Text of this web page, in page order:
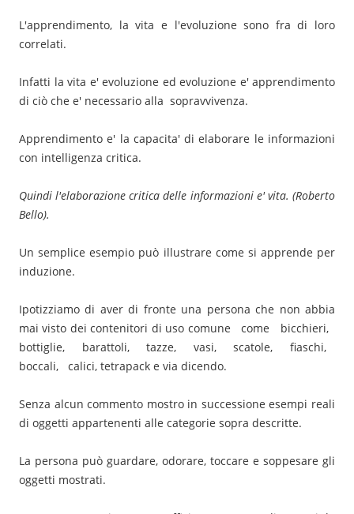
L'apprendimento, la vita e l'evoluzione sono fra di loro
correlati.
Infatti la vita e' evoluzione ed evoluzione e' apprendimento
di ciò che e' necessario alla sopravvivenza.
Apprendimento e' la capacita' di elaborare le informazioni
con intelligenza critica.
Quindi l'elaborazione critica delle informazioni e' vita. (Roberto
Bello).
Un semplice esempio può illustrare come si apprende per
induzione.
Ipotizziamo di aver di fronte una persona che non abbia
mai visto dei contenitori di uso comune come bicchieri,
bottiglie, barattoli, tazze, vasi, scatole, fiaschi,
boccali, calici, tetrapack e via dicendo.
Senza alcun commento mostro in successione esempi reali
di oggetti appartenenti alle categorie sopra descritte.
La persona può guardare, odorare, toccare e soppesare gli
oggetti mostrati.